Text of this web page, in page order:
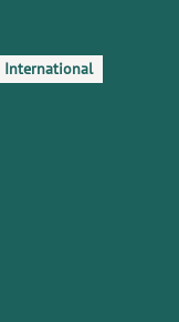
International